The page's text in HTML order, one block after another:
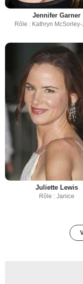
Jennifer Garner
Rôle : Kathryn McSorley-
Juliette Lewis
Rôle : Janice